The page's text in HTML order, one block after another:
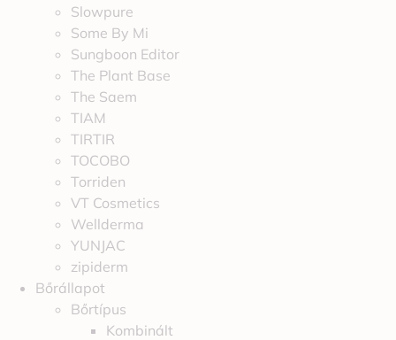
Slowpure
Some By Mi
Sungboon Editor
The Plant Base
The Saem
TIAM
TIRTIR
TOCOBO
Torriden
VT Cosmetics
Wellderma
YUNJAC
zipiderm
Bőrállapot
Bőrtípus
Kombinált